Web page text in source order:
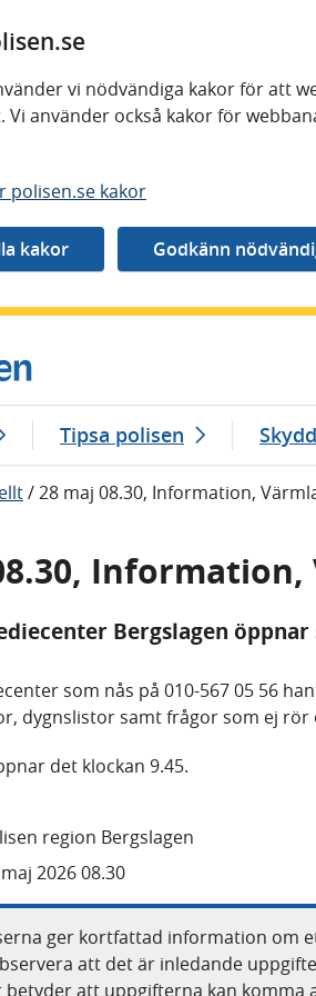
vi nödvändiga kakor för att
Vi använder också kakor för
polisen.se kakor
Tipsa polisen
/28 maj 08.30, Information,
Bergslagen
som nås på 010-567 05 56
dygnslistor samt frågor som ej rör
det klockan 9.45.
region Bergslagen
2026 08.30
ger kortfattad information om
att det är inledande
betyder att uppgifterna kan komma